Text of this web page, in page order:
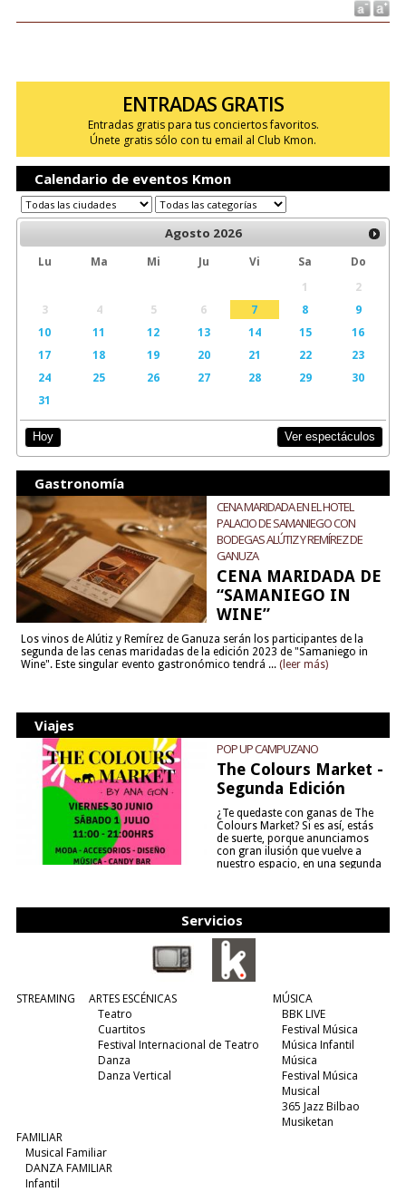
ENTRADAS GRATIS
Entradas gratis para tus conciertos favoritos.
Únete gratis sólo con tu email al Club Kmon.
Calendario de eventos Kmon
Agosto 2026
Lu Ma Mi Ju Vi Sa
Do
1
2
3
4 5 6 7 8
9
10
11 12 13 14 15
16
17
18 19 20 21 22
23
24
25 26 27 28 29
30
31
Hoy Ver espectáculos
Gastronomía
CENA MARIDADA EN EL HOTEL
PALACIO DE SAMANIEGO CON
BODEGAS ALÚTIZ Y REMÍREZ DE
GANUZA
CENA MARIDADA DE
“SAMANIEGO IN
WINE”
Los vinos de Alútiz y Remírez de Ganuza serán los participantes de la
segunda de las cenas maridadas de la edición 2023 de "Samaniego in
Wine". Este singular evento gastronómico tendrá ... (leer más)
Viajes
POP UP CAMPUZANO
The Colours Market -
Segunda Edición
¿Te quedaste con ganas de The
Colours Market? Si es así, estás
de suerte, porque anunciamos
con gran ilusión que vuelve a
nuestro espacio, en una segunda
Servicios
STREAMING
ARTES ESCÉNICAS
Teatro
Cuartitos
Festival Internacional de Teatro
Danza
Danza Vertical
MÚSICA
BBK LIVE
Festival Música
Música Infantil
Música
Festival Música
Musical
365 Jazz Bilbao
Musiketan
FAMILIAR
Musical Familiar
DANZA FAMILIAR
Infantil